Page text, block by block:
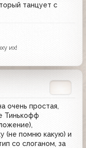
танцует с
их!
очень простая,
Тинькофф
(не помню какую) и
со слоганом, за